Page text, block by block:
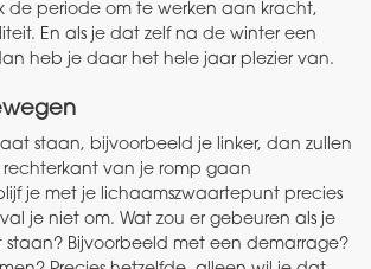
de periode om te werken aan kracht,
En als je dat zelf na de winter een
heb je daar het hele jaar plezier van.
staan, bijvoorbeeld je linker, dan zullen
van je romp gaan
je met je lichaamszwaartepunt precies
je niet om. Wat zou er gebeuren als je
Bijvoorbeeld met een demarrage?